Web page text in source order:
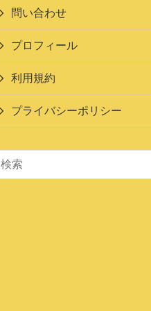
問い合わせ
プロフィール
利用規約
プライバシーポリシー